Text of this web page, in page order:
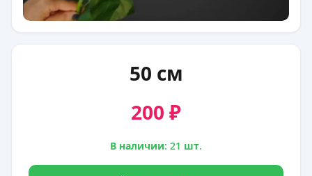
50 см
200 ₽
В наличии: 21 шт.